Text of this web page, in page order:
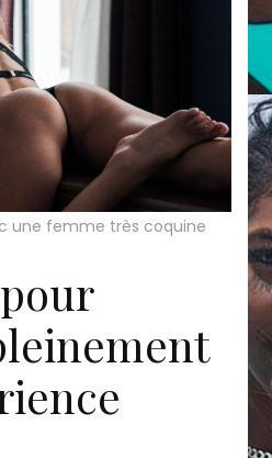
une femme très coquine